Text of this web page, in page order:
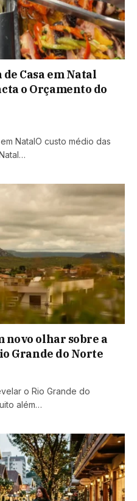
Casa em Natal
o Orçamento do
NatalO custo médio das
novo olhar sobre a
Grande do Norte
o Rio Grande do
além…